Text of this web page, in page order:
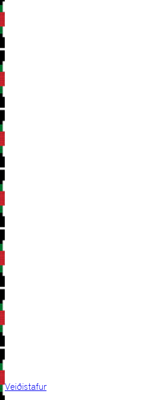
Veiðistafur